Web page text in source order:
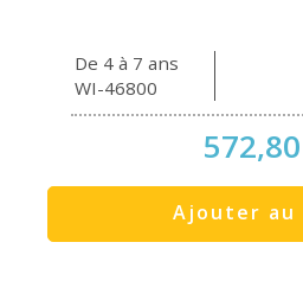
De 4 à 7 ans
WI-46800
Ajouter au